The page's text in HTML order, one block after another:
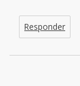
Responder